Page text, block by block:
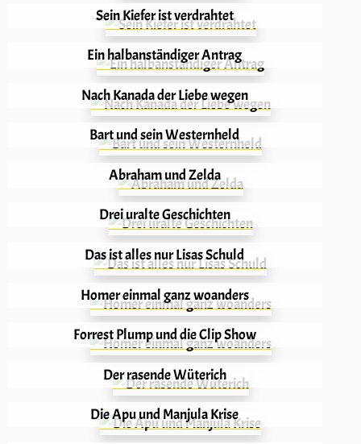
Sein Kiefer ist verdrahtet
Ein halbanständiger Antrag
Nach Kanada der Liebe wegen
Bart und sein Westernheld
Abraham und Zelda
Drei uralte Geschichten
Das ist alles nur Lisas Schuld
Homer einmal ganz woanders
Forrest Plump und die Clip Show
Der rasende Wüterich
Die Apu und Manjula Krise